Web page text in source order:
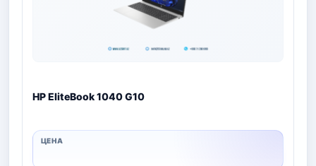
HP EliteBook 1040 G10